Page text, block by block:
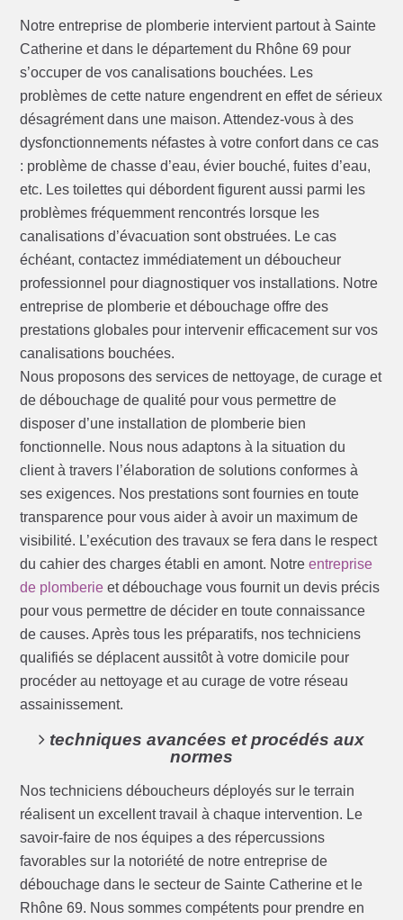
Notre entreprise de plomberie intervient partout à Sainte
Catherine et dans le département du Rhône 69 pour
s’occuper de vos canalisations bouchées. Les
problèmes de cette nature engendrent en effet de sérieux
désagrément dans une maison. Attendez-vous à des
dysfonctionnements néfastes à votre confort dans ce cas
: problème de chasse d’eau, évier bouché, fuites d’eau,
etc. Les toilettes qui débordent figurent aussi parmi les
problèmes fréquemment rencontrés lorsque les
canalisations d’évacuation sont obstruées. Le cas
échéant, contactez immédiatement un déboucheur
professionnel pour diagnostiquer vos installations. Notre
entreprise de plomberie et débouchage offre des
prestations globales pour intervenir efficacement sur vos
canalisations bouchées.
Nous proposons des services de nettoyage, de curage et
de débouchage de qualité pour vous permettre de
disposer d’une installation de plomberie bien
fonctionnelle. Nous nous adaptons à la situation du
client à travers l’élaboration de solutions conformes à
ses exigences. Nos prestations sont fournies en toute
transparence pour vous aider à avoir un maximum de
visibilité. L’exécution des travaux se fera dans le respect
du cahier des charges établi en amont. Notreentreprise
de plomberie et débouchage vous fournit un devis précis
pour vous permettre de décider en toute connaissance
de causes. Après tous les préparatifs, nos techniciens
qualifiés se déplacent aussitôt à votre domicile pour
procéder au nettoyage et au curage de votre réseau
assainissement.
techniques avancées et procédés aux
normes
Nos techniciens déboucheurs déployés sur le terrain
réalisent un excellent travail à chaque intervention. Le
savoir-faire de nos équipes a des répercussions
favorables sur la notoriété de notre entreprise de
débouchage dans le secteur de Sainte Catherine et le
Rhône 69. Nous sommes compétents pour prendre en